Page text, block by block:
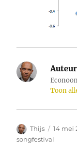
Toon
Auteur
Thijs
op
14 mei
songfestival